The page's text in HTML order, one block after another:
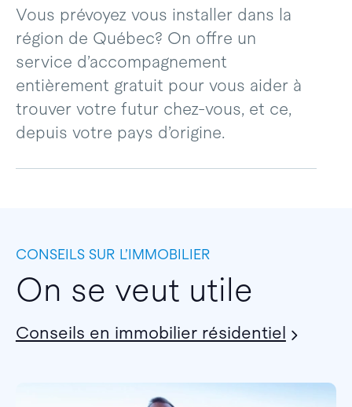
Vous prévoyez vous installer dans la
région de Québec? On offre un
service d’accompagnement
entièrement gratuit pour vous aider à
trouver votre futur chez-vous, et ce,
depuis votre pays d’origine.
CONSEILS SUR L’IMMOBILIER
On se veut utile
Conseils en immobilier résidentiel